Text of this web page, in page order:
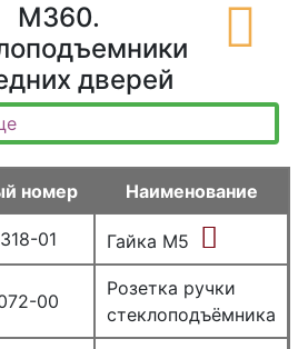
M360.
дверей
номер Наименование
01 Гайка М5
00
Розетка ручки
стеклоподъёмника